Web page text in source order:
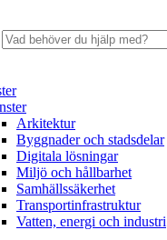
Arkitektur
Byggnader och stadsdelar
Digitala lösningar
Miljö och hållbarhet
Samhällssäkerhet
Transportinfrastruktur
Vatten, energi och industri